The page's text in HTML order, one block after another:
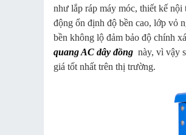
như lắp ráp máy móc, thiết kế
động ổn định độ bền cao, lớp vỏ
bền không lộ đảm bảo độ chính
quang AC dây đồng này, vì vậy
giá tốt nhất trên thị trường.